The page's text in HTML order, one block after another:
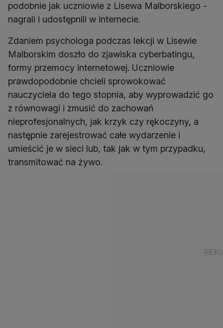
podobnie jak uczniowie z Lisewa Malborskiego -
nagrali i udostępnili w internecie.
Zdaniem psychologa podczas lekcji w Lisewie
Malborskim doszło do zjawiska cyberbatingu,
formy przemocy internetowej. Uczniowie
prawdopodobnie chcieli sprowokować
nauczyciela do tego stopnia, aby wyprowadzić go
z równowagi i zmusić do zachowań
nieprofesjonalnych, jak krzyk czy rękoczyny, a
następnie zarejestrować całe wydarzenie i
umieścić je w sieci lub, tak jak w tym przypadku,
transmitować na żywo.